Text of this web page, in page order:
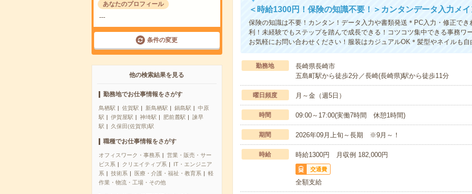
あなたのプロフィール
---
条件の変更
他の検索結果を見る
勤務地でお仕事情報をさがす
鳥栖駅 佐賀駅 新鳥栖駅 鍋島駅
中原
駅
伊賀屋駅 神埼駅 肥前麓駅
諫早
駅
久保田(佐賀県)駅
職種でお仕事情報をさがす
オフィスワーク・事務系
営業・販売・サー
ビス系
クリエイティブ系
IT・エンジニア
系
技術系 医療・介護・福祉・教育系
軽
作業・物流・工場・その他
＜時給1300円！保険の知識不要！＞カンタンデータ入力メイ
保険の知識は不要！カンタン！データ入力や書類発送＊PC入力・修正で
利！未経験でもステップを踏んで成長できる！コツコツ集中できる事務ワ
お気軽にお問い合わせください！服装はカジュアルOK＊髪型やネイルも自
勤務地
長崎県長崎市
五島町駅から徒歩2分／長崎(長崎県)駅から徒歩11分
曜日頻度 月～金（週5日）
時間 09:00～17:00(実働7時間 休憩1時間)
期間 2026年09月上旬～長期 ※9月～！
時給 時給1300円 月収例 182,000円
交通費
全額支給